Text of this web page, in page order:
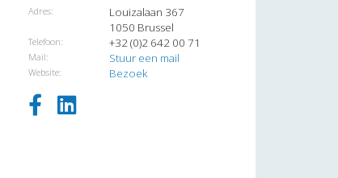
Adres:
Louizalaan 367
1050 Brussel
Telefoon: +32 (0)2 642 00 71
Mail: Stuur een mail
Website: Bezoek